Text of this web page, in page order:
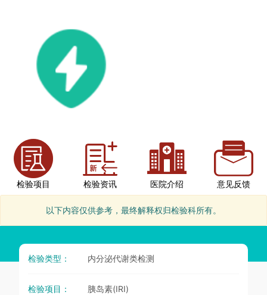
检验项目 检验资讯 医院介绍 意见反馈
以下内容仅供参考，最终解释权归检验科所有。
检验类型： 内分泌代谢类检测
检验项目： 胰岛素(IRI)